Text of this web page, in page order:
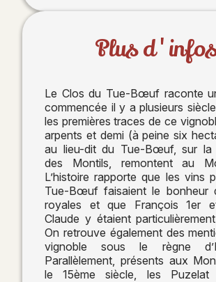
Plus
Le Clos du Tue-Bœuf raconte
commencée il y a plusieurs
les premières traces de ce
arpents et demi (à peine six
au lieu-dit du Tue-Bœuf, sur la
des Montils, remontent au
L’histoire rapporte que les vins
Tue-Bœuf faisaient le bonheur
royales et que François 1er
Claude y étaient
On retrouve également des
vignoble sous le règne
Parallèlement, présents aux
le 15ème siècle, les Puzelat